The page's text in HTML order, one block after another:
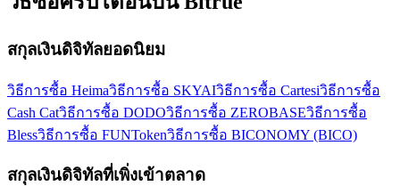
สกุลเงินดิจิทัลยอดนิยม
วิธีการซื้อ Heimaวิธีการซื้อ SKYAIวิธีการซื้อ Cartesiวิธีการซื้อ
Cash Catวิธีการซื้อ DODOวิธีการซื้อ ZEROBASEวิธีการซื้อ
Blessวิธีการซื้อ FUNTokenวิธีการซื้อ BICONOMY (BICO)
สกุลเงินดิจิทัลที่เพิ่งเข้าตลาด